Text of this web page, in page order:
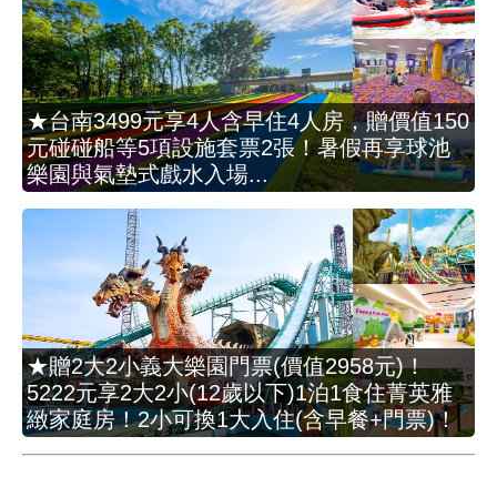
★台南3499元享4人含早住4人房，贈價值150
元碰碰船等5項設施套票2張！暑假再享球池
樂園與氣墊式戲水入場...
★贈2大2小義大樂園門票(價值2958元)！
5222元享2大2小(12歲以下)1泊1食住菁英雅
緻家庭房！2小可換1大入住(含早餐+門票)！